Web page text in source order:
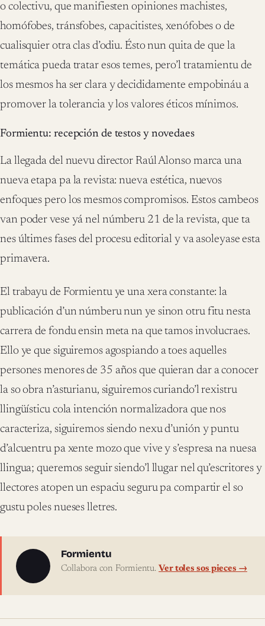
o colectivu, que manifiesten opiniones machistes,
homófobes, tránsfobes, capacitistes, xenófobes o de
cualisquier otra clas d’odiu. Ésto nun quita de que la
temática pueda tratar esos temes, pero’l tratamientu de
los mesmos ha ser clara y decididamente empobináu a
promover la tolerancia y los valores éticos mínimos.
Formientu: recepción de testos y novedaes
La llegada del nuevu director Raúl Alonso marca una
nueva etapa pa la revista: nueva estética, nuevos
enfoques pero los mesmos compromisos. Estos cambeos
van poder vese yá nel númberu 21 de la revista, que ta
nes últimes fases del procesu editorial y va asoleyase esta
primavera.
El trabayu de Formientu ye una xera constante: la
publicación d’un númberu nun ye sinon otru fitu nesta
carrera de fondu ensin meta na que tamos involucraes.
Ello ye que siguiremos agospiando a toes aquelles
persones menores de 35 años que quieran dar a conocer
la so obra n’asturianu, siguiremos curiando’l rexistru
llingüísticu cola intención normalizadora que nos
caracteriza, siguiremos siendo nexu d’unión y puntu
d’alcuentru pa xente mozo que vive y s’espresa na nuesa
llingua; queremos seguir siendo’l llugar nel qu’escritores y
llectores atopen un espaciu seguru pa compartir el so
gustu poles nueses lletres.
Sobre l'autor
Formientu
Collabora con Formientu. Ver toles sos pieces →